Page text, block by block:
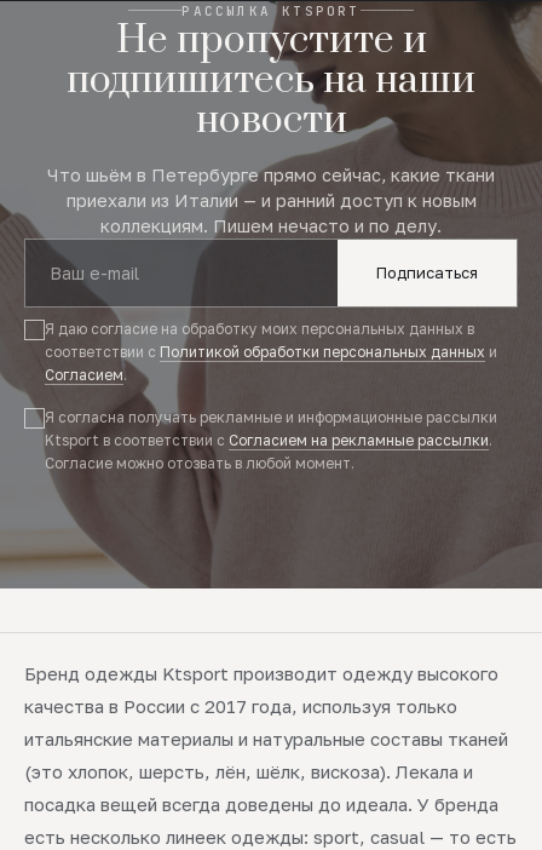
РАССЫЛКА KTSPORT
Не пропустите и
подпишитесь на наши
новости
Что шьём в Петербурге прямо сейчас, какие ткани
приехали из Италии — и ранний доступ к новым
коллекциям. Пишем нечасто и по делу.
Подписаться
Я даю согласие на обработку моих персональных данных в
соответствии с Политикой обработки персональных данных и
Согласием.
Я согласна получать рекламные и информационные рассылки
Ktsport в соответствии с Согласием на рекламные рассылки.
Согласие можно отозвать в любой момент.
Бренд одежды Ktsport производит одежду высокого
качества в России с 2017 года, используя только
итальянские материалы и натуральные составы тканей
(это хлопок, шерсть, лён, шёлк, вискоза). Лекала и
посадка вещей всегда доведены до идеала. У бренда
есть несколько линеек одежды: sport, casual — то есть